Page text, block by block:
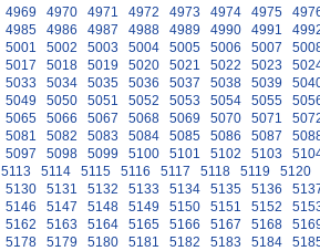
4969 4970 4971 4972 4973 4974 4975
4985 4986 4987 4988 4989 4990 4991
5001 5002 5003 5004 5005 5006 5007
5017 5018 5019 5020 5021 5022 5023
5033 5034 5035 5036 5037 5038 5039
5049 5050 5051 5052 5053 5054 5055
5065 5066 5067 5068 5069 5070 5071
5081 5082 5083 5084 5085 5086 5087
5097 5098 5099 5100 5101 5102 5103
5113 5114 5115 5116 5117 5118 5119
5120
5130 5131 5132 5133 5134 5135 5136
5146 5147 5148 5149 5150 5151 5152
5162 5163 5164 5165 5166 5167 5168
5178 5179 5180 5181 5182 5183 5184